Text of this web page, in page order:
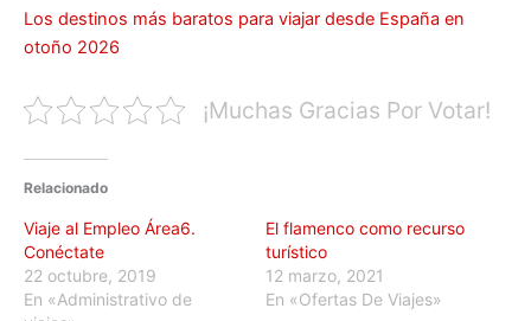
Los destinos más baratos para viajar desde España en
otoño 2026
¡Muchas Gracias Por Votar!
Relacionado
Viaje al Empleo Área6.
Conéctate
22 octubre, 2019
En «Administrativo de
El flamenco como recurso
turístico
12 marzo, 2021
En «Ofertas De Viajes»